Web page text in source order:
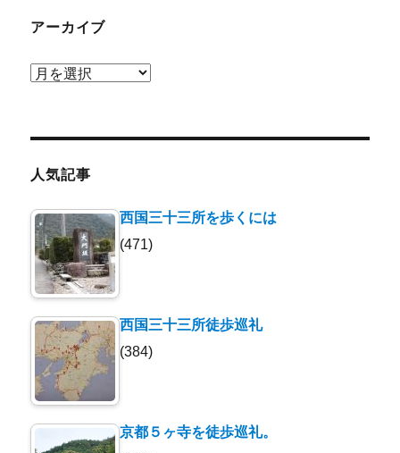
アーカイブ
ア
ブ
人気記事
西国三十三所を歩くには
(471)
西国三十三所徒歩巡礼
(384)
京都５ヶ寺を徒歩巡礼。